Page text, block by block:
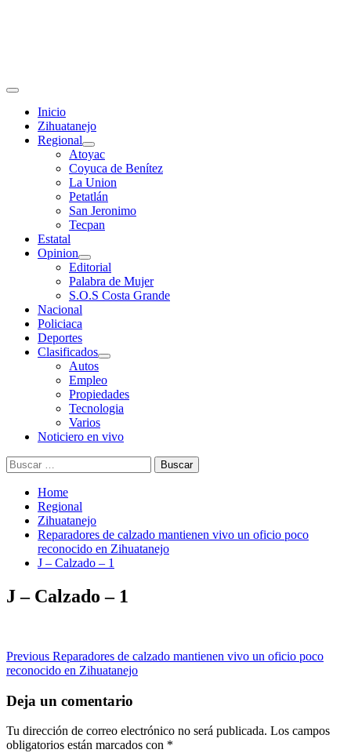
Primary
Inicio
Zihuatanejo
Regional
Atoyac
Coyuca de Benítez
La Union
Petatlán
San Jeronimo
Tecpan
Estatal
Opinion
Editorial
Palabra de Mujer
S.O.S Costa Grande
Nacional
Policiaca
Deportes
Clasificados
Autos
Empleo
Propiedades
Tecnologia
Varios
Noticiero en vivo
Buscar:
Home
Regional
Zihuatanejo
Reparadores de calzado mantienen vivo un oficio poco
reconocido en Zihuatanejo
J – Calzado – 1
J – Calzado – 1
Post
navigation
Previous Reparadores de calzado mantienen vivo un oficio poco
reconocido en Zihuatanejo
Deja un comentario
Tu dirección de correo electrónico no será publicada. Los campos
obligatorios están marcados con *